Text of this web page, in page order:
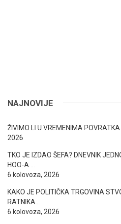
NAJNOVIJE
ŽIVIMO LI U VREMENIMA
2026
TKO JE IZDAO ŠEFA? DNEVNIK
HOO-A….
6 kolovoza, 2026
KAKO JE POLITIČKA TRGOVINA
RATNIKA…
6 kolovoza, 2026